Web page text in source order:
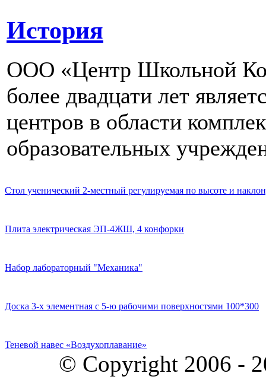
История
ООО «Центр Школьной
более двадцати лет
центров в области
образовательных
Стол ученический 2-местный регулируемая по высоте и
Плита электрическая ЭП-4ЖШ, 4 конфорки
Набор лабораторный "Механика"
Доска 3-х элементная с 5-ю рабочими поверхностями 100*300
Теневой навес «Воздухоплавание»
© Copyright 2006 -